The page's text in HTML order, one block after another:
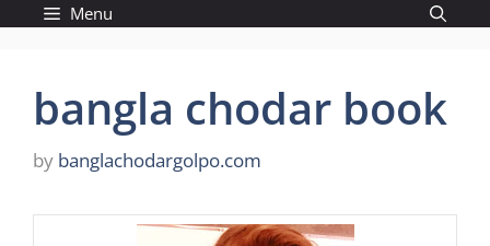
Menu
bangla chodar book
by banglachodargolpo.com